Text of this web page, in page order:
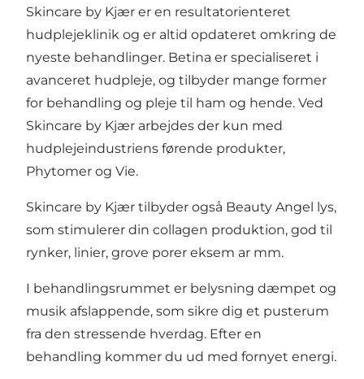
Skincare by Kjær er en resultatorienteret
hudplejeklinik og er altid opdateret omkring de
nyeste behandlinger. Betina er specialiseret i
avanceret hudpleje, og tilbyder mange former
for behandling og pleje til ham og hende. Ved
Skincare by Kjær arbejdes der kun med
hudplejeindustriens førende produkter,
Phytomer og Vie.
Skincare by Kjær tilbyder også Beauty Angel lys,
som stimulerer din collagen produktion, god til
rynker, linier, grove porer eksem ar mm.
I behandlingsrummet er belysning dæmpet og
musik afslappende, som sikre dig et pusterum
fra den stressende hverdag. Efter en
behandling kommer du ud med fornyet energi.